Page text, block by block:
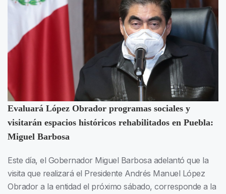
Evaluará López Obrador programas sociales y
visitarán espacios históricos rehabilitados en Puebla:
Miguel Barbosa
Este día, el Gobernador Miguel Barbosa adelantó que la
visita que realizará el Presidente Andrés Manuel López
Obrador a la entidad el próximo sábado, corresponde a la